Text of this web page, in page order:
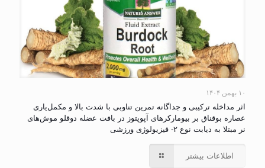
۱۰ بهمن ۱۴۰۴
اثر مداخله ترکیبی و جداگانه تمرین تناوبی با شدت بالا و مکمل‌یاری
عصاره بوقناق بر بیومارکرهای آپوپتوز در بافت عضله دوقلو موش‌های
نر مبتلا به دیابت نوع ۲- فیزیولوژی ورزشی
اطلاعات بیشتر